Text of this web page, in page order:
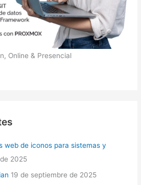
Online & Presencial
web de iconos para sistemas y
2025
19 de septiembre de 2025